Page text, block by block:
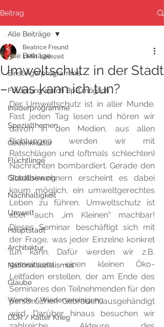
Beitrag
Alle Beiträge
Einsteigerprogramme
Förderung durch BpB möglich
Insiderprogramme
Spezialthemen
Gedenkkultur
Flüchtlinge
Globalisierung
Nachhaltigkeit
Umwelt
Hauptstadt
Architektur
Nationalsozialismus
Glaube
Wende / Wiedervereinigung
DDR / Kalter Krieg
Alle Beiträge
Umweltschutz in der Stadt
– was kann ich tun?
Beatrice Freund
1 Min. Lesezeit
Der Umweltschutz ist in aller Munde.
Fast jeden Tag lesen und hören wir
davon in den Medien, aus allen
Richtungen werden wir mit
Ratschlägen und (oftmals schlechten)
Nachrichten bombardiert. Gerade den
Stadtbewohnern erscheint es dabei
kaum möglich, ein umweltgerechtes
Leben zu führen. Umweltschutz ist
aber auch „im Kleinen“ machbar!
Dieses Seminar beschäftigt sich mit
der Frage, was jeder Einzelne konkret
tun kann. Dafür werden wir z.B.
gemeinsam einen kleinen Öko-
Leitfaden erstellen, der am Ende des
Seminares den Teilnehmenden für den
persönlichen Gebrauch ausgehändigt
wird. Darüber hinaus besuchen wir